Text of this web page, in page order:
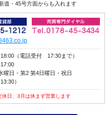
道・45号方面からも入れます
18:00（電話受付 17:30まで）
17:00
曜日・第2 第4日曜日・祝日
）
休日、3月は休まず営業します